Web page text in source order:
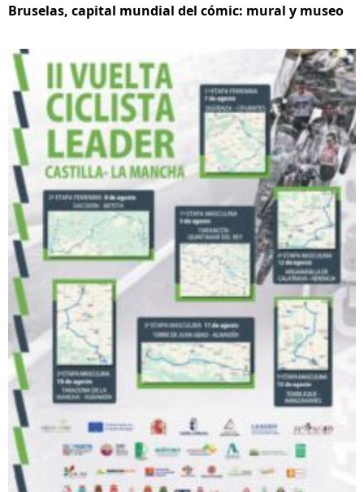
Bruselas, capital mundial del cómic: mural y museo